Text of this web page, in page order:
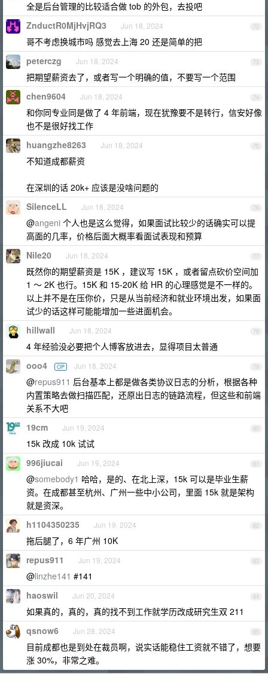
全是后台管理的比较适合做 tob 的外包，去投吧
72
ZnductR0MjHvjRQ3 Jun 18, 2024
哥不考虑换城市吗 感觉去上海 20 还是简单的把
73
peterczg Jun 18, 2024
把期望薪资去了，或者写一个明确的值，不要写一个范围
74
chen9604 Jun 18, 2024
和你同专业同是做了 4 年前端，现在犹豫要不是转行，信安好像
也不是很好找工作
75
huangzhe8263 Jun 18, 2024
不知道成都薪资
在深圳的话 20k+ 应该是没啥问题的
76
SilenceLL Jun 18, 2024
@angeni 个人也是这么觉得，如果面试比较少的话确实可以提
高面的几率，价格后面大概率看面试表现和预算
77
Nile20 Jun 18, 2024
既然你的期望薪资是 15K ，建议写 15K ，或者留点砍价空间加
1 ～ 2K 也行。15K 和 15-20K 给 HR 的心理感觉是不一样的。
以上并不是在压你价，只是从当前经济和就业环境出发，如果面
试少的话这样可能能增加一些进面机会。
78
hillwall Jun 18, 2024
4 年经验没必要把个人博客放进去，显得项目太普通
79
ooo4 OP Jun 18, 2024
@repus911 后台基本上都是做各类协议日志的分析，根据各种
内置策略去做扫描匹配，还原出日志的链路流程，但这些和前端
关系不大吧
80
19cm Jun 19, 2024
15k 改成 10k 试试
81
996jiucai Jun 19, 2024
@somebody1 哈哈，是的、在北上深，15k 可以是毕业生薪
资。在成都甚至杭州、广州一些中小公司，里面 15k 就是架构
就是资深。
82
h1104350235 Jun 19, 2024
拖后腿了，6 年广州 10K
83
repus911 Jun 19, 2024
@linzhe141 #141
84
haoswil Jun 20, 2024
如果真的，真的，真的找不到工作就学历改成研究生双 211
85
qsnow6 Jun 28, 2024
目前成都也是到处在裁员啊，说实话能稳住工资就不错了，想要
涨 30%，非常之难。